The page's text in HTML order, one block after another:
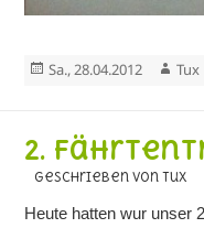
Veröffentlicht
Sa., 28.04.2012 Autor
Tux
2.
geschrieben von Tux
Heute hatten wur unser